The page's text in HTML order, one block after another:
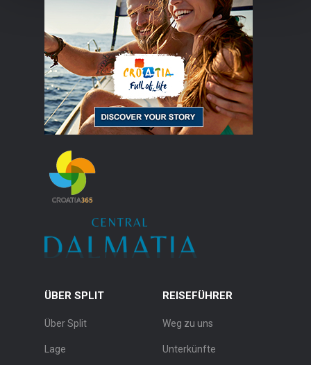
ÜBER SPLIT
Über Split
Lage
REISEFÜHRER
Weg zu uns
Unterkünfte